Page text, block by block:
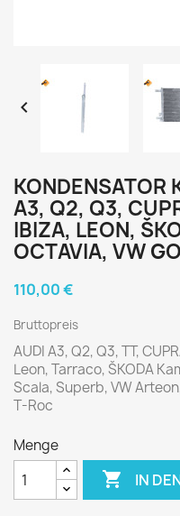

KONDENSATOR
A3, Q2, Q3,
IBIZA, LEON,
OCTAVIA, VW
110,00 €
Bruttopreis
AUDI A3, Q2, Q3, TT,
Leon, Tarraco, ŠKODA
Scala, Superb, VW
T-Roc
Menge
 IN